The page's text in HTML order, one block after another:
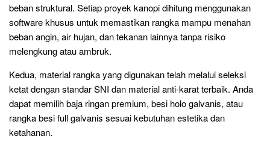
beban struktural. Setiap proyek kanopi dihitung menggunakan
software khusus untuk memastikan rangka mampu menahan
beban angin, air hujan, dan tekanan lainnya tanpa risiko
melengkung atau ambruk.
Kedua, material rangka yang digunakan telah melalui seleksi
ketat dengan standar SNI dan material anti-karat terbaik. Anda
dapat memilih baja ringan premium, besi holo galvanis, atau
rangka besi full galvanis sesuai kebutuhan estetika dan
ketahanan.